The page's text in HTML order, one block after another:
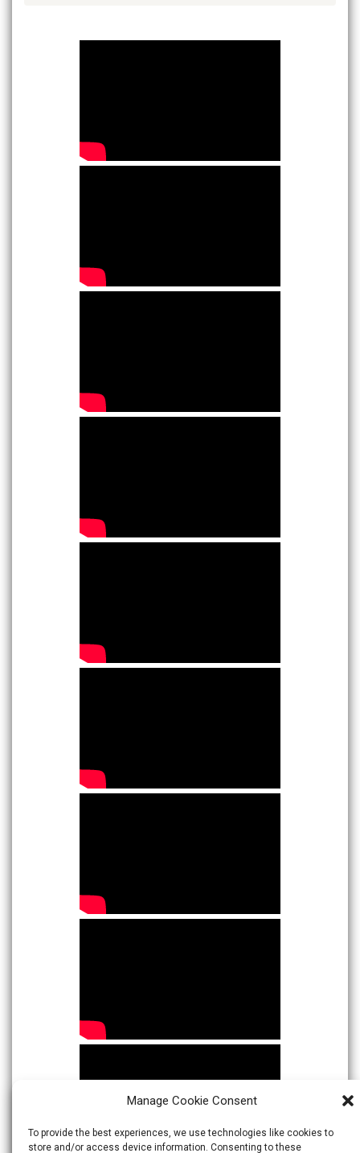
Manage Cookie Consent
To provide the best experiences, we use technologies like cookies to
store and/or access device information. Consenting to these